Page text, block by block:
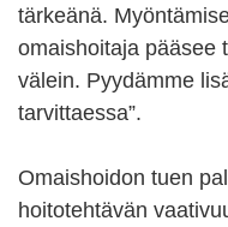
tärkeänä.
omaishoitaja pääsee
välein. Pyydämme
tarvittaessa”.
Omaishoidon tuen
hoitotehtävän